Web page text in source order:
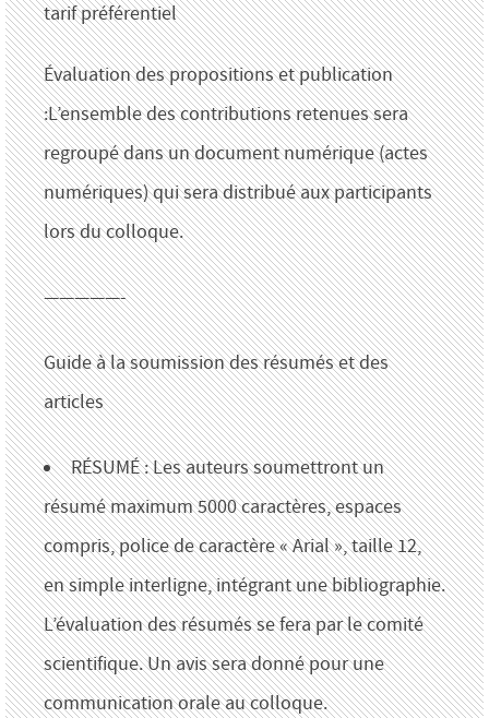
tarif préférentiel
Évaluation des propositions et publication
:L’ensemble des contributions retenues sera
regroupé dans un document numérique (actes
numériques) qui sera distribué aux participants
lors du colloque.
—————-
Guide à la soumission des résumés et des
articles
RÉSUMÉ : Les auteurs soumettront un
résumé maximum 5000 caractères, espaces
compris, police de caractère « Arial », taille 12,
en simple interligne, intégrant une bibliographie.
L’évaluation des résumés se fera par le comité
scientifique. Un avis sera donné pour une
communication orale au colloque.